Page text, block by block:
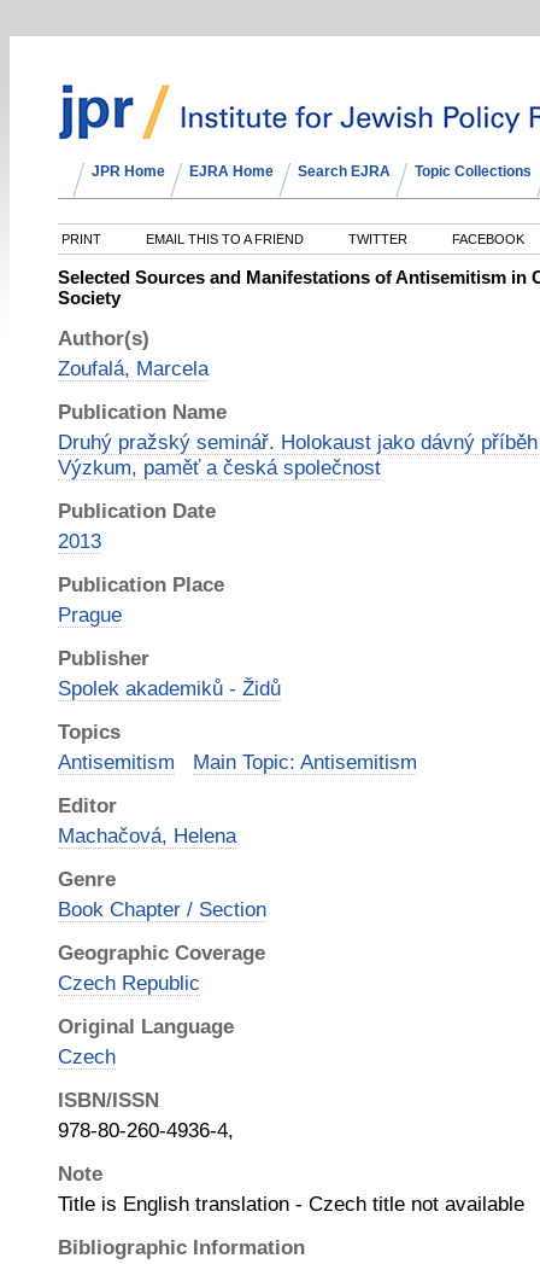
JPR Home EJRA Home Search EJRA Topic Collections
PRINT EMAIL THIS TO A FRIEND TWITTER FACEBOOK
Selected Sources and Manifestations of Antisemitism in
Society
Author(s)
Zoufalá, Marcela
Publication Name
Druhý pražský seminář. Holokaust jako dávný
Výzkum, paměť a česká společnost
Publication Date
2013
Publication Place
Prague
Publisher
Spolek akademiků - Židů
Topics
Antisemitism
Main Topic: Antisemitism
Editor
Machačová, Helena
Genre
Book Chapter / Section
Geographic Coverage
Czech Republic
Original Language
Czech
ISBN/ISSN
978-80-260-4936-4,
Note
Title is English translation - Czech title not available
Bibliographic Information